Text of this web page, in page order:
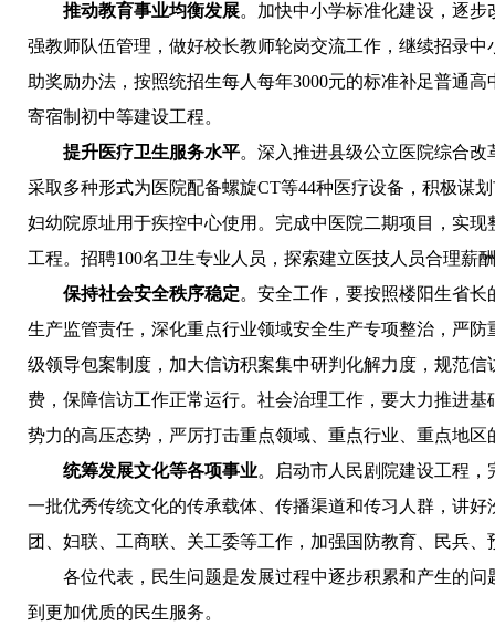
推动教育事业均衡发展。加快中小学标准化建设，逐
强教师队伍管理，做好校长教师轮岗交流工作，继续招录
助奖励办法，按照统招生每人每年3000元的标准补足普通
寄宿制初中等建设工程。
提升医疗卫生服务水平。深入推进县级公立医院综合
采取多种形式为医院配备螺旋CT等44种医疗设备，积极谋
妇幼院原址用于疾控中心使用。完成中医院二期项目，实
工程。招聘100名卫生专业人员，探索建立医技人员合理薪
保持社会安全秩序稳定。安全工作，要按照楼阳生省
生产监管责任，深化重点行业领域安全生产专项整治，严
级领导包案制度，加大信访积案集中研判化解力度，规范
费，保障信访工作正常运行。社会治理工作，要大力推进
势力的高压态势，严厉打击重点领域、重点行业、重点地区
统筹发展文化等各项事业。启动市人民剧院建设工程
一批优秀传统文化的传承载体、传播渠道和传习人群，讲
团、妇联、工商联、关工委等工作，加强国防教育、民兵
各位代表，民生问题是发展过程中逐步积累和产生的问
到更加优质的民生服务。